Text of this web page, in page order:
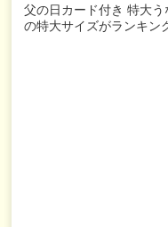
父の日カード付き 特大
の特大サイズがランキン